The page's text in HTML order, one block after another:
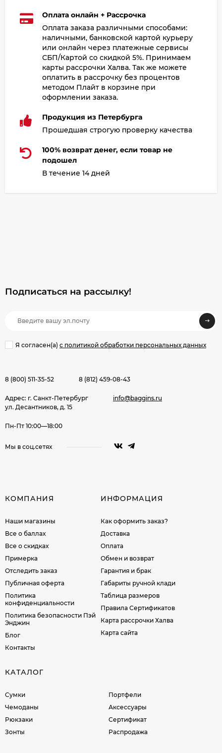
Оплата онлайн + Рассрочка
Оплата заказа различными способами:
наличными, банковской картой курьеру
или онлайн через платежные сервисы
СБП/Картой со скидкой 5%. Принимаем
карты рассрочки Халва. Так же можете
оплатить в рассрочку без процентов
методом Плайт в корзине при
оформлении заказа.
Продукция из Петербурга
Прошедшая строгую проверку качества
100% возврат денег, если товар не
подошел
В течение 14 дней
Подписаться на рассылкy!
Я согласен(a) с политикой обработки персональных данных
8 (800) 511-35-52 8 (812) 459-08-43
Адрес: г. Санкт-Петербург
ул. Десантников, д. 15
info@baggins.ru
Пн-Пт 10:00—18:00
Мы в соц.сетях
КОМПАНИЯ
Наши магазины
Все о баллах
Все о скидках
Примерка
Отследить заказ
Публичная оферта
Политика
конфиденциальности
Политика безопасности Пэй
Энджин
Блог
Контакты
ИНФОРМАЦИЯ
Как оформить заказ?
Доставка
Оплата
Обмен и возврат
Гарантия и брак
Габариты ручной клади
Таблица размеров
Правила Сертификатов
Карта рассрочки Халва
Карта сайта
КАТАЛОГ
Сумки
Чемоданы
Рюкзаки
Зонты
Портфели
Аксессуары
Сертификат
Распродажа